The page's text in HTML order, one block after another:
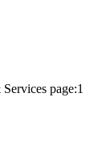
page:1